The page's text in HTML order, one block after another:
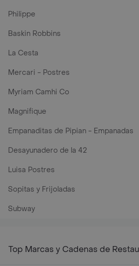
Philippe
Baskin Robbins
La Cesta
Mercari - Postres
Myriam Camhi Co
Magnifique
Empanaditas de Pipian - Empanadas
Desayunadero de la 42
Luisa Postres
Sopitas y Frijoladas
Subway
Top Marcas y Cadenas de